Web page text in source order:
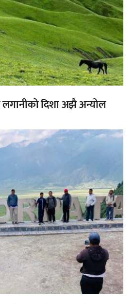
लगानीको दिशा अझै अन्योल